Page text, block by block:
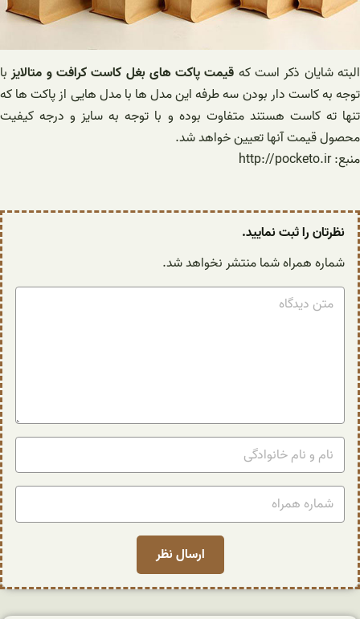
البته شایان ذکر است که قیمت پاکت های بغل کاست کرافت و متالایزبا
توجه به کاست دار بودن سه طرفه این مدل ها با مدل هایی از پاکت ها که
تنها ته کاست هستند متفاوت بوده و با توجه به سایز و درجه کیفیت
محصول قیمت آنها تعیین خواهد شد.
منبع: http://pocketo.ir
نظرتان را ثبت نمایید.
شماره همراه شما منتشر نخواهد شد.